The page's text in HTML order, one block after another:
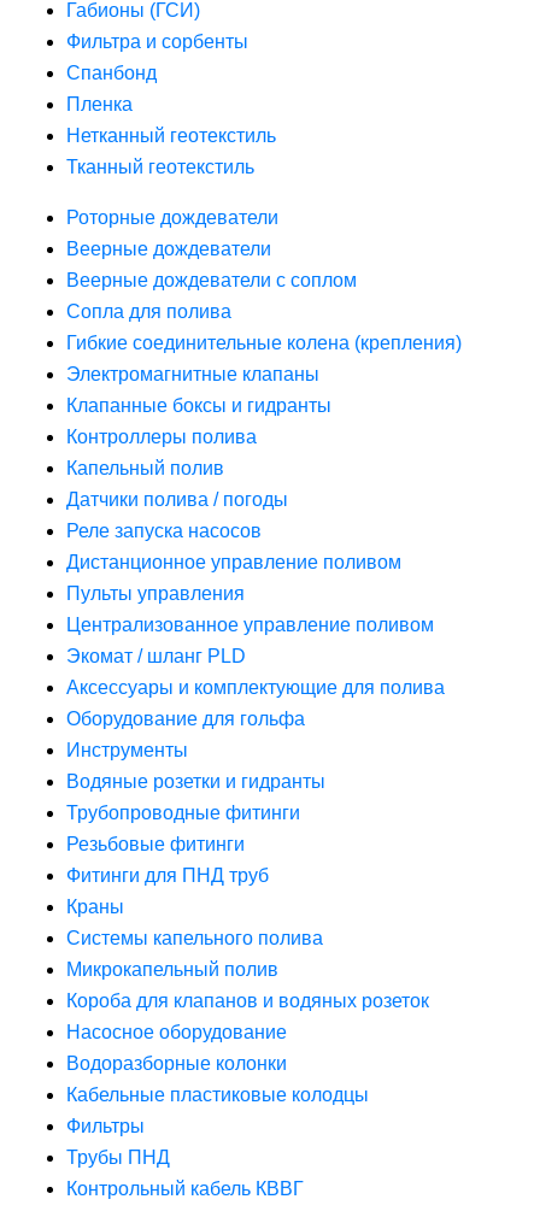
Габионы (ГСИ)
Фильтра и сорбенты
Спанбонд
Пленка
Нетканный геотекстиль
Тканный геотекстиль
Роторные дождеватели
Веерные дождеватели
Веерные дождеватели с соплом
Сопла для полива
Гибкие соединительные колена (крепления)
Электромагнитные клапаны
Клапанные боксы и гидранты
Контроллеры полива
Капельный полив
Датчики полива / погоды
Реле запуска насосов
Дистанционное управление поливом
Пульты управления
Централизованное управление поливом
Экомат / шланг PLD
Аксессуары и комплектующие для полива
Оборудование для гольфа
Инструменты
Водяные розетки и гидранты
Трубопроводные фитинги
Резьбовые фитинги
Фитинги для ПНД труб
Краны
Системы капельного полива
Микрокапельный полив
Короба для клапанов и водяных розеток
Насосное оборудование
Водоразборные колонки
Кабельные пластиковые колодцы
Фильтры
Трубы ПНД
Контрольный кабель КВВГ